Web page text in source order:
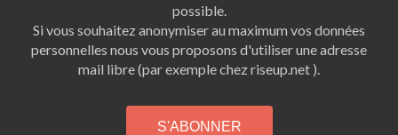
possible.
Si vous souhaitez anonymiser au maximum vos données
personnelles nous vous proposons d'utiliser une adresse
mail libre (par exemple chez riseup.net ).